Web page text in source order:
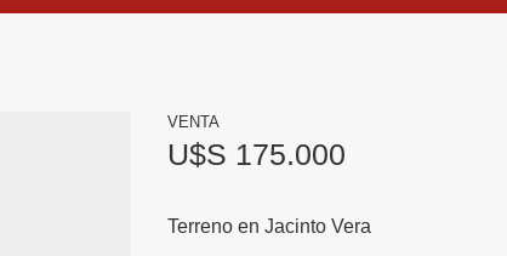
VENTA
U$S 175.000
Terreno en Jacinto Vera